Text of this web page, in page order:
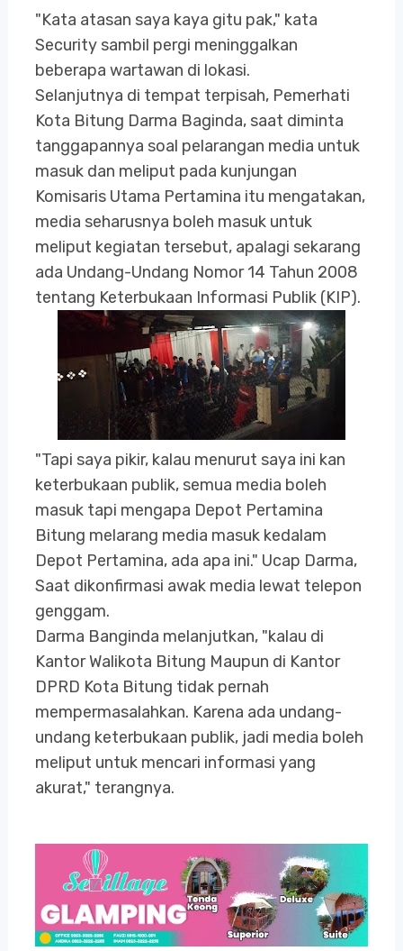
"Kata atasan saya kaya gitu pak," kata
Security sambil pergi meninggalkan
beberapa wartawan di lokasi.
Selanjutnya di tempat terpisah, Pemerhati
Kota Bitung Darma Baginda, saat diminta
tanggapannya soal pelarangan media untuk
masuk dan meliput pada kunjungan
Komisaris Utama Pertamina itu mengatakan,
media seharusnya boleh masuk untuk
meliput kegiatan tersebut, apalagi sekarang
ada Undang-Undang Nomor 14 Tahun 2008
tentang Keterbukaan Informasi Publik (KIP).
"Tapi saya pikir, kalau menurut saya ini kan
keterbukaan publik, semua media boleh
masuk tapi mengapa Depot Pertamina
Bitung melarang media masuk kedalam
Depot Pertamina, ada apa ini." Ucap Darma,
Saat dikonfirmasi awak media lewat telepon
genggam.
Darma Banginda melanjutkan, "kalau di
Kantor Walikota Bitung Maupun di Kantor
DPRD Kota Bitung tidak pernah
mempermasalahkan. Karena ada undang-
undang keterbukaan publik, jadi media boleh
meliput untuk mencari informasi yang
akurat," terangnya.